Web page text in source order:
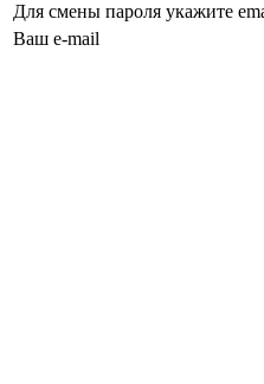
Для смены пароля укажите
Ваш e-mail